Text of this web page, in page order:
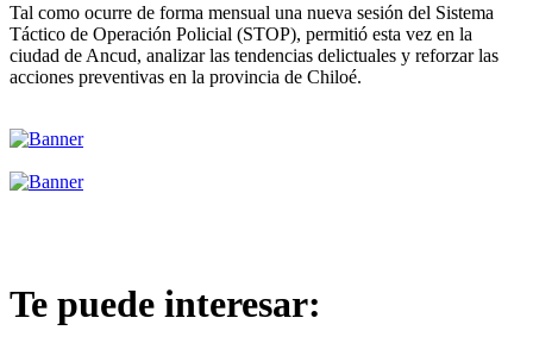
Tal como ocurre de forma mensual una nueva sesión del Sistema
Táctico de Operación Policial (STOP), permitió esta vez en la
ciudad de Ancud, analizar las tendencias delictuales y reforzar las
acciones preventivas en la provincia de Chiloé.
Te puede interesar: